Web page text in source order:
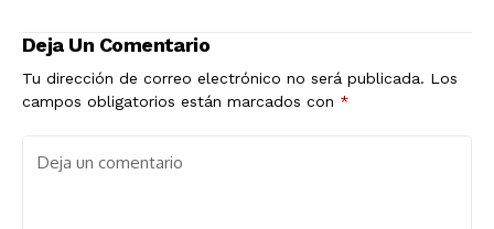
Deja Un Comentario
Tu dirección de correo electrónico no será publicada. Los
campos obligatorios están marcados con *